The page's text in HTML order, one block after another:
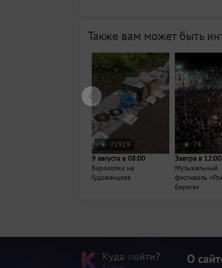
Также вам может быть
72919
9 августа в 08:00
Барахолка на
Гудованцева
78
Завтра в 12:00
Музыкальный
фестиваль
берега»
О